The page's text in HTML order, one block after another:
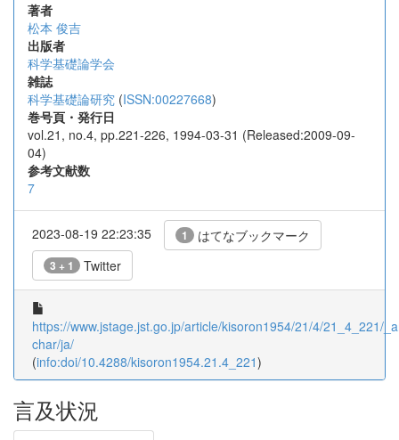
著者
松本 俊吉
出版者
科学基礎論学会
雑誌
科学基礎論研究 (ISSN:00227668)
巻号頁・発行日
vol.21, no.4, pp.221-226, 1994-03-31 (Released:2009-09-
04)
参考文献数
7
2023-08-19 22:23:35 1 はてなブックマーク
3 + 1 Twitter
https://www.jstage.jst.go.jp/article/kisoron1954/21/4/21_4_221/
char/ja/
(info:doi/10.4288/kisoron1954.21.4_221)
言及状況